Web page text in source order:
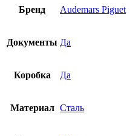
Бренд Audemars Piguet
Документы Да
Коробка Да
Материал Сталь